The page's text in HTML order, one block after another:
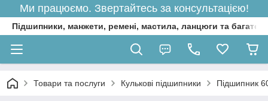
Ми працюємо. Звертайтесь за консультацією!
Підшипники, манжети, ремені, мастила, ланцюги та багато
Товари та послуги Кулькові підшипники Підшипник